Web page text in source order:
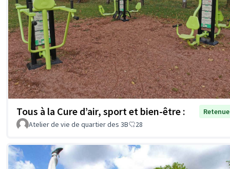
Tous à la Cure d’air, sport et bien-être :
Retenue
Atelier de vie de quartier des 3B
28